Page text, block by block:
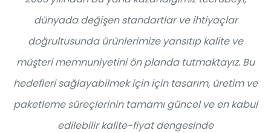
dünyada değişen standartlar ve ihtiyaçlar
doğrultusunda ürünlerimize yansıtıp kalite ve
müşteri memnuniyetini ön planda tutmaktayız. Bu
hedefleri sağlayabilmek için için tasarım, üretim ve
paketleme süreçlerinin tamamı güncel ve en kabul
edilebilir kalite-fiyat dengesinde